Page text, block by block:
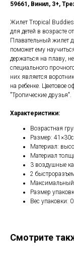
59661, Винил, 3+,
Жилет Tropical
для детей в возрасте
Плавательный жилет
поможет ему
держаться на плаву,
специального
них является
на ребенке. Цветовое
"Тропические друзья".
Характеристики:
Возрастная
Размер:
Материал:
Материал
3 воздушные
2
Максимальный
Размер
Вес упаковки:
Смотрите